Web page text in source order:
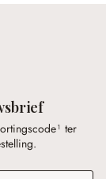
ter